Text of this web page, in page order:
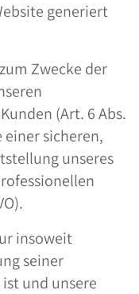
generiert
Zwecke der
(Art. 6 Abs.
einer sicheren,
unseres
insoweit
seiner
und unsere